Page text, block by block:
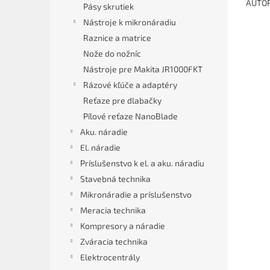
Pásy skrutiek
Nástroje k mikronáradiu
Raznice a matrice
Nože do nožníc
Nástroje pre Makita JR1000FKT
Rázové kľúče a adaptéry
Reťaze pre dlabačky
Pílové reťaze NanoBlade
Aku. náradie
El. náradie
Príslušenstvo k el. a aku. náradiu
Stavebná technika
Mikronáradie a príslušenstvo
Meracia technika
Kompresory a náradie
Zváracia technika
Elektrocentrály